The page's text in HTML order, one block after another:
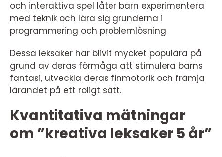
och interaktiva spel låter barn experimentera
med teknik och lära sig grunderna i
programmering och problemlösning.
Dessa leksaker har blivit mycket populära på
grund av deras förmåga att stimulera barns
fantasi, utveckla deras finmotorik och främja
lärandet på ett roligt sätt.
Kvantitativa mätningar
om ”kreativa leksaker 5 år”